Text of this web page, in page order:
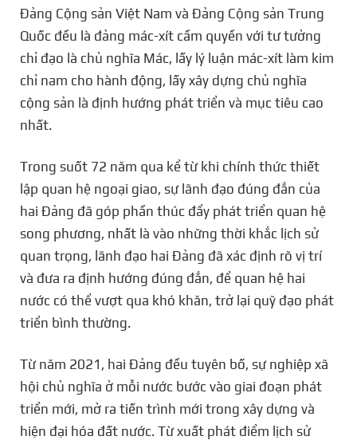
Đảng Cộng sản Việt Nam và Đảng Cộng sản Trung
Quốc đều là đảng mác-xít cầm quyền với tư tưởng
chỉ đạo là chủ nghĩa Mác, lấy lý luận mác-xít làm kim
chỉ nam cho hành động, lấy xây dựng chủ nghĩa
cộng sản là định hướng phát triển và mục tiêu cao
nhất.
Trong suốt 72 năm qua kể từ khi chính thức thiết
lập quan hệ ngoại giao, sự lãnh đạo đúng đắn của
hai Đảng đã góp phần thúc đẩy phát triển quan hệ
song phương, nhất là vào những thời khắc lịch sử
quan trọng, lãnh đạo hai Đảng đã xác định rõ vị trí
và đưa ra định hướng đúng đắn, để quan hệ hai
nước có thể vượt qua khó khăn, trở lại quỹ đạo phát
triển bình thường.
Từ năm 2021, hai Đảng đều tuyên bố, sự nghiệp xã
hội chủ nghĩa ở mỗi nước bước vào giai đoạn phát
triển mới, mở ra tiến trình mới trong xây dựng và
hiện đại hóa đất nước. Từ xuất phát điểm lịch sử